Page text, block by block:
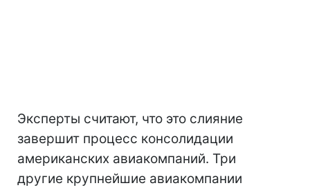
Эксперты считают, что это слияние
завершит процесс консолидации
американских авиакомпаний. Три
другие крупнейшие авиакомпании